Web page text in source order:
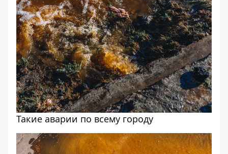
Такие аварии по всему городу